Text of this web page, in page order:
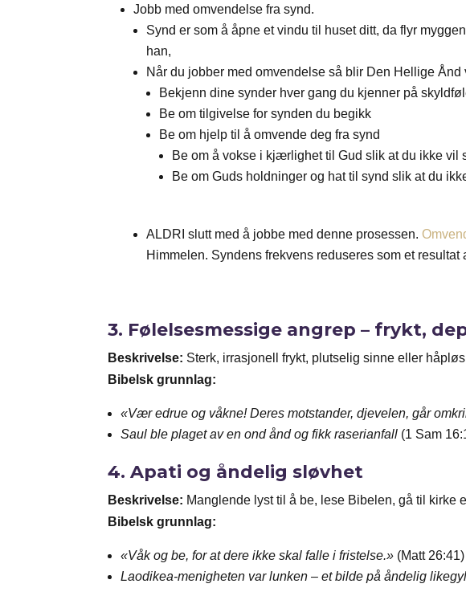
Jobb med omvendelse fra synd.
Synd er som å åpne et vindu til huset ditt, da flyr
han,
Når du jobber med omvendelse så blir Den Hellige
Bekjenn dine synder hver gang du kjenner på
Be om tilgivelse for synden du begikk
Be om hjelp til å omvende deg fra synd
Be om å vokse i kjærlighet til Gud slik at du ikke vil
Be om Guds holdninger og hat til synd slik at du
ALDRI slutt med å jobbe med denne prosessen.
Himmelen. Syndens frekvens reduseres som et
3. Følelsesmessige angrep – frykt,
Beskrivelse: Sterk, irrasjonell frykt, plutselig sinne eller
Bibelsk grunnlag:
«Vær edrue og våkne! Deres motstander, djevelen, går
Saul ble plaget av en ond ånd og fikk raserianfall (1 Sam
4.Apati og åndelig sløvhet
Beskrivelse: Manglende lyst til å be, lese Bibelen, gå til kirke
Bibelsk grunnlag:
«Våk og be, for at dere ikke skal falle i fristelse.» (Matt 26:41)
Laodikea-menigheten var lunken – et bilde på åndelig